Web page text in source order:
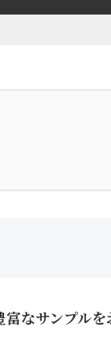
なサンプルを